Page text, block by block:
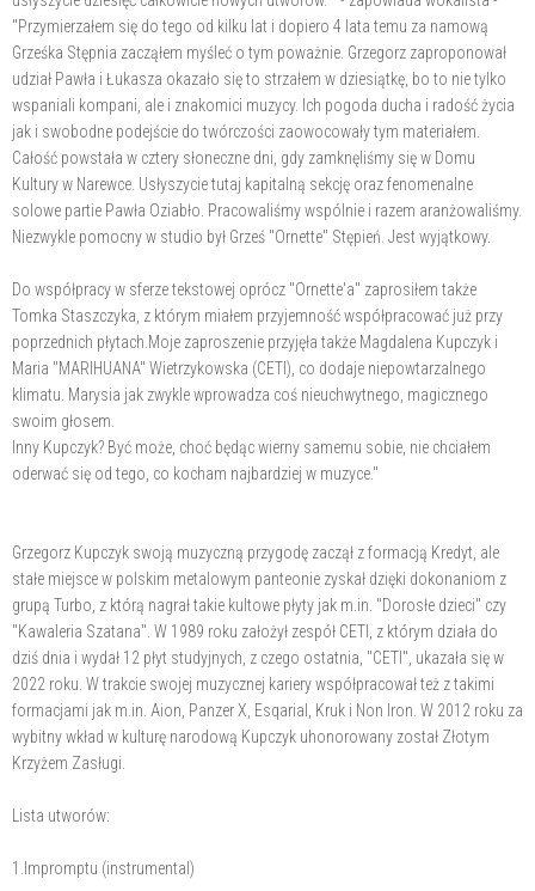
"Przymierzałem się do tego od kilku lat i dopiero 4 lata temu za namową
Grześka Stępnia zacząłem myśleć o tym poważnie. Grzegorz zaproponował
udział Pawła i Łukasza okazało się to strzałem w dziesiątkę, bo to nie tylko
wspaniali kompani, ale i znakomici muzycy. Ich pogoda ducha i radość życia
jak i swobodne podejście do twórczości zaowocowały tym materiałem.
Całość powstała w cztery słoneczne dni, gdy zamknęliśmy się w Domu
Kultury w Narewce. Usłyszycie tutaj kapitalną sekcję oraz fenomenalne
solowe partie Pawła Oziabło. Pracowaliśmy wspólnie i razem aranżowaliśmy.
Niezwykle pomocny w studio był Grześ "Ornette" Stępień. Jest wyjątkowy.
Do współpracy w sferze tekstowej oprócz "Ornette'a" zaprosiłem także
Tomka Staszczyka, z którym miałem przyjemność współpracować już przy
poprzednich płytach.Moje zaproszenie przyjęła także Magdalena Kupczyk i
Maria "MARIHUANA" Wietrzykowska (CETI), co dodaje niepowtarzalnego
klimatu. Marysia jak zwykle wprowadza coś nieuchwytnego, magicznego
swoim głosem.
Inny Kupczyk? Być może, choć będąc wierny samemu sobie, nie chciałem
oderwać się od tego, co kocham najbardziej w muzyce."
Grzegorz Kupczyk swoją muzyczną przygodę zaczął z formacją Kredyt, ale
stałe miejsce w polskim metalowym panteonie zyskał dzięki dokonaniom z
grupą Turbo, z którą nagrał takie kultowe płyty jak m.in. "Dorosłe dzieci" czy
"Kawaleria Szatana". W 1989 roku założył zespół CETI, z którym działa do
dziś dnia i wydał 12 płyt studyjnych, z czego ostatnia, "CETI", ukazała się w
2022 roku. W trakcie swojej muzycznej kariery współpracował też z takimi
formacjami jak m.in. Aion, Panzer X, Esqarial, Kruk i Non Iron. W 2012 roku za
wybitny wkład w kulturę narodową Kupczyk uhonorowany został Złotym
Krzyżem Zasługi.
Lista utworów:
1.Impromptu (instrumental)